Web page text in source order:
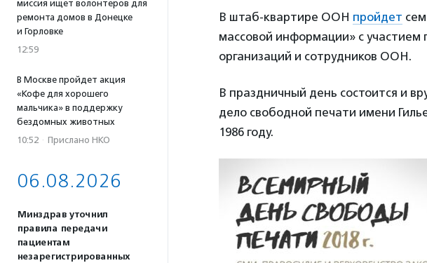
миссия ищет волонтеров для
ремонта домов в Донецке
и Горловке
12:59
В Москве пройдет акция
«Кофе для хорошего
мальчика» в поддержку
бездомных животных
10:52 · Прислано НКО
06.08.2026
Минздрав уточнил
правила передачи
пациентам
незарегистрированных
В штаб-квартире ООН пройдет
массовой информации» с
организаций и сотрудников ООН.
В праздничный день состоится и
дело свободной печати имени
1986 году.